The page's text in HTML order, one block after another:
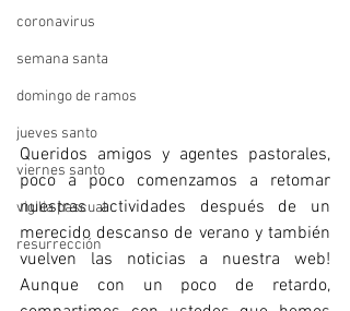
coronavirus
semana santa
domingo de ramos
jueves santo
viernes santo
vigilia pascual
resurrección
Queridos amigos y agentes pastorales,
poco a poco comenzamos a retomar
nuestras actividades después de un
merecido descanso de verano y también
vuelven las noticias a nuestra web!
Aunque con un poco de retardo,